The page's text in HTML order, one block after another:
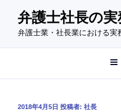
ン
へ
弁護士社長の
弁護士業・社長業における実
投
2018年4月5日 投稿者: 社長